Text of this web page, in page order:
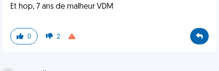
Et hop, 7 ans de malheur VDM
0 2